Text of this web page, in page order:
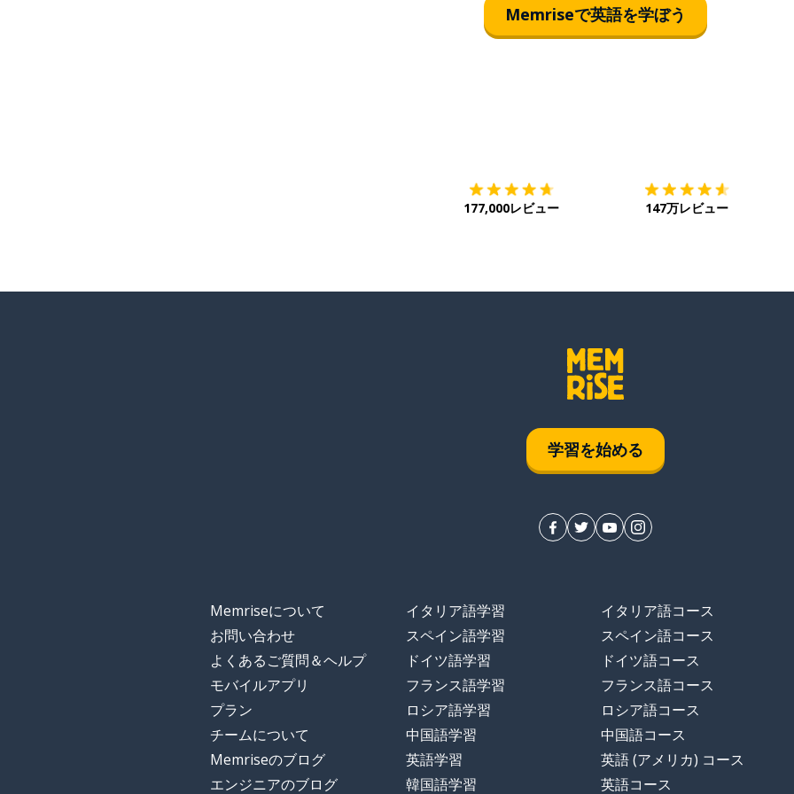
Memriseで英語を学ぼう
177,000レビュー 147万レビュー
学習を始める
Memriseについて
お問い合わせ
よくあるご質問＆ヘルプ
モバイルアプリ
プラン
チームについて
Memriseのブログ
エンジニアのブログ
イタリア語学習
スペイン語学習
ドイツ語学習
フランス語学習
ロシア語学習
中国語学習
英語学習
韓国語学習
イタリア語コース
スペイン語コース
ドイツ語コース
フランス語コース
ロシア語コース
中国語コース
英語 (アメリカ) コース
英語コース